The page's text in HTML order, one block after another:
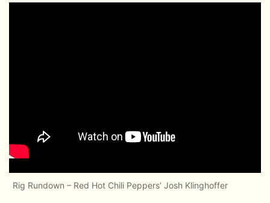
Rig Rundown – Red Hot Chili Peppers’ Josh Klinghoffer